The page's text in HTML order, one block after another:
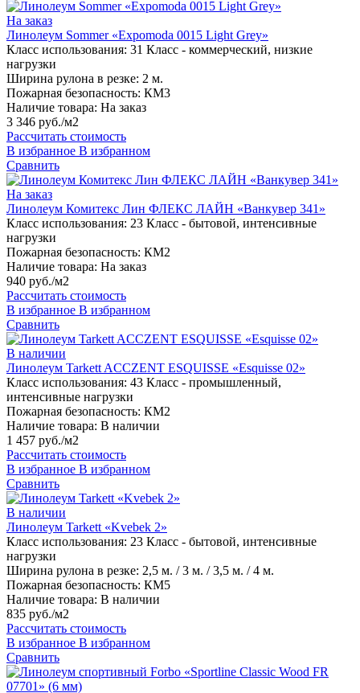
На заказ
Линолеум Sommer «Expomoda 0015 Light Grey»
Класс использования: 31 Класс - коммерческий, низкие
нагрузки
Ширина рулона в резке: 2 м.
Пожарная безопасность: КМ3
Наличие товара: На заказ
3 346 руб./м2
Рассчитать стоимость
В избранное В избранном
Сравнить
На заказ
Линолеум Комитекс Лин ФЛЕКС ЛАЙН «Ванкувер 341»
Класс использования: 23 Класс - бытовой, интенсивные
нагрузки
Пожарная безопасность: КМ2
Наличие товара: На заказ
940 руб./м2
Рассчитать стоимость
В избранное В избранном
Сравнить
В наличии
Линолеум Tarkett ACCZENT ESQUISSE «Esquisse 02»
Класс использования: 43 Класс - промышленный,
интенсивные нагрузки
Пожарная безопасность: КМ2
Наличие товара: В наличии
1 457 руб./м2
Рассчитать стоимость
В избранное В избранном
Сравнить
В наличии
Линолеум Tarkett «Kvebek 2»
Класс использования: 23 Класс - бытовой, интенсивные
нагрузки
Ширина рулона в резке: 2,5 м. / 3 м. / 3,5 м. / 4 м.
Пожарная безопасность: КМ5
Наличие товара: В наличии
835 руб./м2
Рассчитать стоимость
В избранное В избранном
Сравнить